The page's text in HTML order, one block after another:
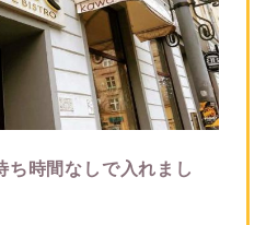
ち時間なしで入れまし